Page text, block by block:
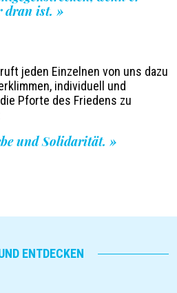
dran ist. »
jeden Einzelnen von uns dazu
individuell und
Pforte des Friedens zu
und Solidarität. »
ENTDECKEN